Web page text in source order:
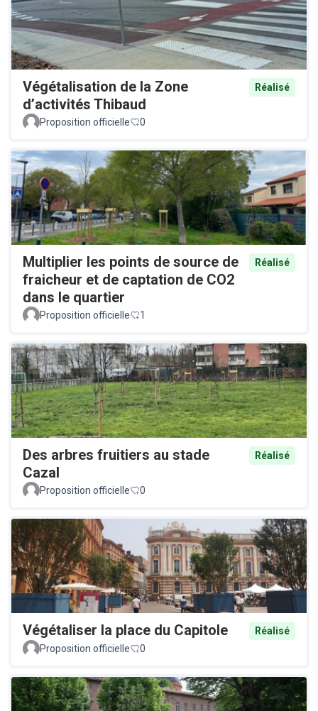
Végétalisation de la Zone
d’activités Thibaud
Réalisé
Proposition officielle 0
Multiplier les points de source de
fraicheur et de captation de CO2
dans le quartier
Réalisé
Proposition officielle 1
Des arbres fruitiers au stade
Cazal
Réalisé
Proposition officielle 0
Végétaliser la place du Capitole
Réalisé
Proposition officielle
0